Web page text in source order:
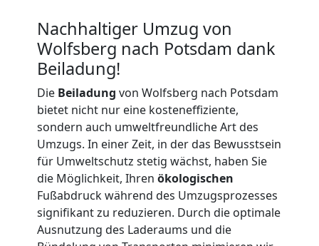
Nachhaltiger Umzug von
Wolfsberg nach Potsdam dank
Beiladung!
Die Beiladung von Wolfsberg nach Potsdam
bietet nicht nur eine kosteneffiziente,
sondern auch umweltfreundliche Art des
Umzugs. In einer Zeit, in der das Bewusstsein
für Umweltschutz stetig wächst, haben Sie
die Möglichkeit, Ihren ökologischen
Fußabdruck während des Umzugsprozesses
signifikant zu reduzieren. Durch die optimale
Ausnutzung des Laderaums und die
Möbellift
Wolfsberg
Übersiedlung
Wolfsberg
Klaviertransport